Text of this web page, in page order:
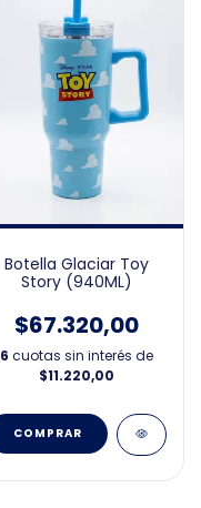
Botella Glaciar Toy
Story (940ML)
$67.320,00
6 cuotas sin interés de
$11.220,00